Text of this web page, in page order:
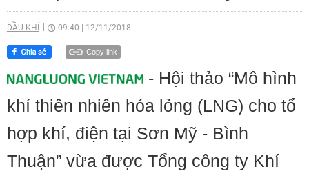
DẦU KHÍ 09:40 12/11/2018
Copy link
- Hội thảo “Mô hình
khí thiên nhiên hóa lỏng (LNG) cho tổ
hợp khí, điện tại Sơn Mỹ - Bình
Thuận” vừa được Tổng công ty Khí